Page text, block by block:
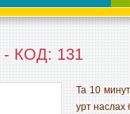
КОД: 131
Та 10
урт наслах